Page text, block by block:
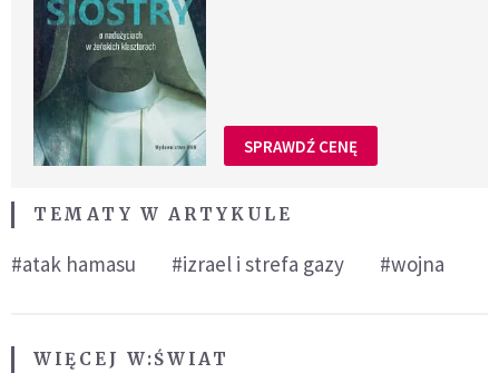
SPRAWDŹ CENĘ
TEMATY W ARTYKULE
#atak hamasu #izrael i strefa gazy #wojna
WIĘCEJ W:ŚWIAT